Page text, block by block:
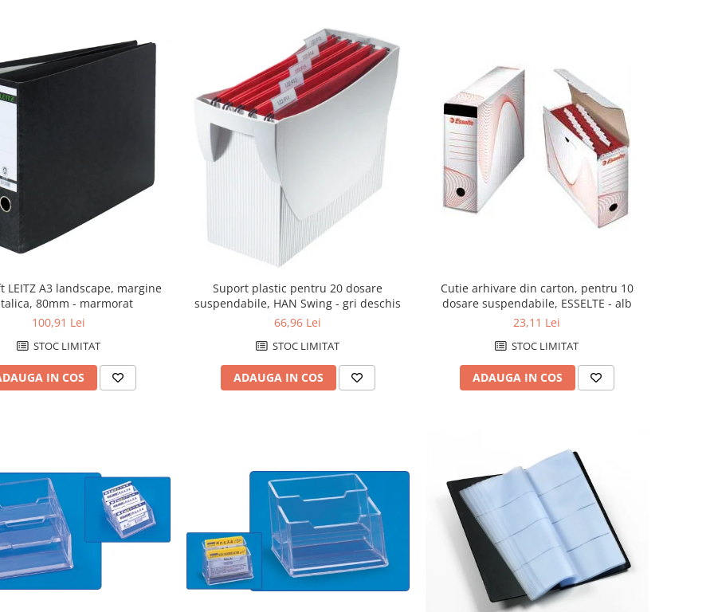
LEITZ A3 landscape, margine
80mm - marmorat
100,91 Lei
STOC LIMITAT
IN COS
Suport plastic pentru 20 dosare
suspendabile, HAN Swing - gri deschis
66,96 Lei
STOC LIMITAT
ADAUGA IN COS
Cutie arhivare din carton, pentru 10
dosare suspendabile, ESSELTE - alb
23,11 Lei
STOC LIMITAT
ADAUGA IN COS